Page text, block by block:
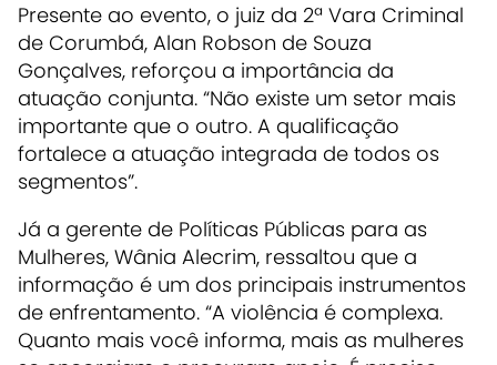
Presente ao evento, o juiz da 2ª Vara Criminal
de Corumbá, Alan Robson de Souza
Gonçalves, reforçou a importância da
atuação conjunta. “Não existe um setor mais
importante que o outro. A qualificação
fortalece a atuação integrada de todos os
segmentos”.
Já a gerente de Políticas Públicas para as
Mulheres, Wânia Alecrim, ressaltou que a
informação é um dos principais instrumentos
de enfrentamento. “A violência é complexa.
Quanto mais você informa, mais as mulheres